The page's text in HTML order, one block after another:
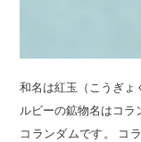
和名は紅玉（こうぎょ
ルビーの鉱物名はコ
コランダムです。 コ